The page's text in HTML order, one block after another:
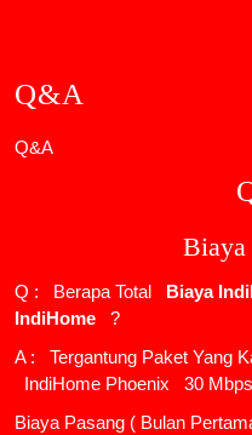
Q&A
Q&A
Biaya
Q : Berapa Total Biaya
IndiHome
?
A : Tergantung Paket Yang
IndiHome Phoenix
30
Biaya Pasang ( Bulan